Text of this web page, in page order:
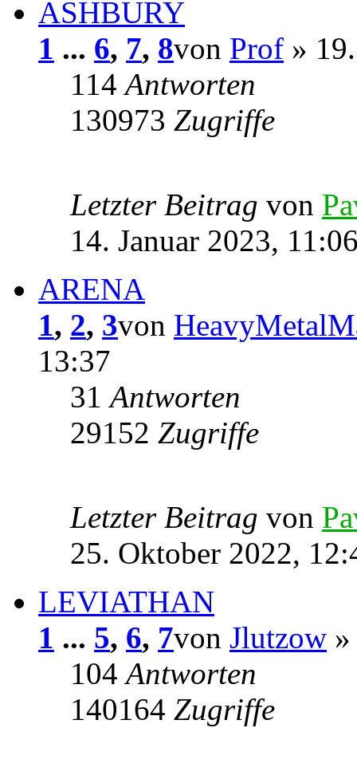
ASHBURY
1 ... 6, 7, 8von Prof »
114Antworten
130973 Zugriffe
Letzter Beitrag von
14. Januar 2023,
ARENA
1, 2, 3von
13:37
31Antworten
29152 Zugriffe
Letzter Beitrag von
25. Oktober 2022,
LEVIATHAN
1 ... 5, 6, 7von Jlutzow
104Antworten
140164 Zugriffe